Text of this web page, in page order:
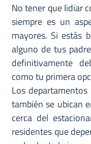
No tener que lidiar
siempre es un
mayores. Si estás
alguno de tus
definitivamente
como tu primera
Los
también se ubican
cerca del
residentes que